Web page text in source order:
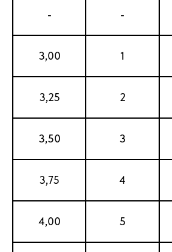
- -
3,00 1
3,25 2
3,50 3
3,75 4
4,00 5